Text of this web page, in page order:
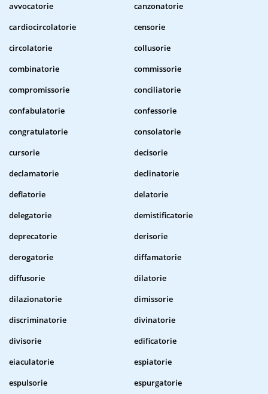
avvocatorie
canzonatorie
cardiocircolatorie
censorie
circolatorie
collusorie
combinatorie
commissorie
compromissorie
conciliatorie
confabulatorie
confessorie
congratulatorie
consolatorie
cursorie
decisorie
declamatorie
declinatorie
deflatorie
delatorie
delegatorie
demistificatorie
deprecatorie
derisorie
derogatorie
diffamatorie
diffusorie
dilatorie
dilazionatorie
dimissorie
discriminatorie
divinatorie
divisorie
edificatorie
eiaculatorie
espiatorie
espulsorie
espurgatorie